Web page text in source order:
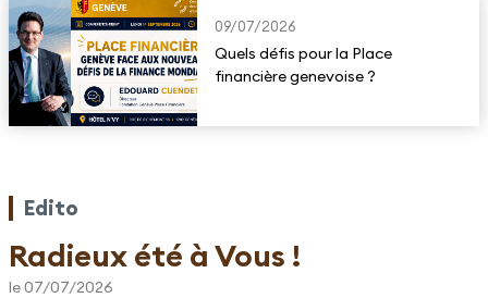
09/07/2026
Quels défis pour la Place
financière genevoise ?
Edito
Radieux été à Vous !
le 07/07/2026